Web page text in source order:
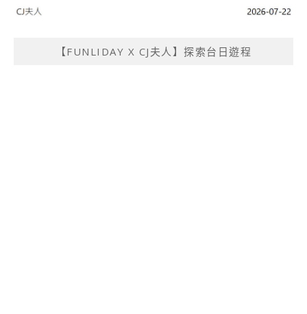
【FUNLIDAY X CJ夫人】探索台日遊程